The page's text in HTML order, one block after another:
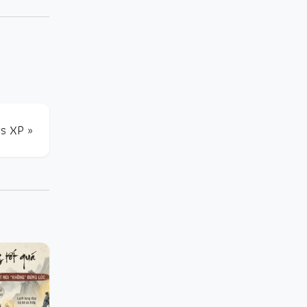
XP »